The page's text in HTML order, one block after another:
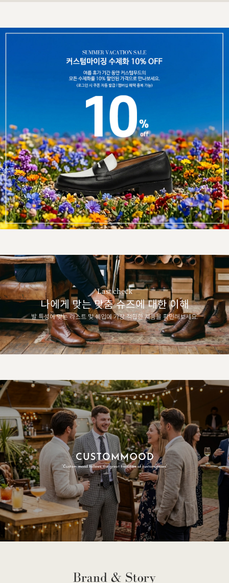
Last check
나에게 맞는 맞춤 슈즈에 대한 이해
발 특성에 맞는 라스트 및 쉐입에 가장 적합한 제품을 확인해보세요.